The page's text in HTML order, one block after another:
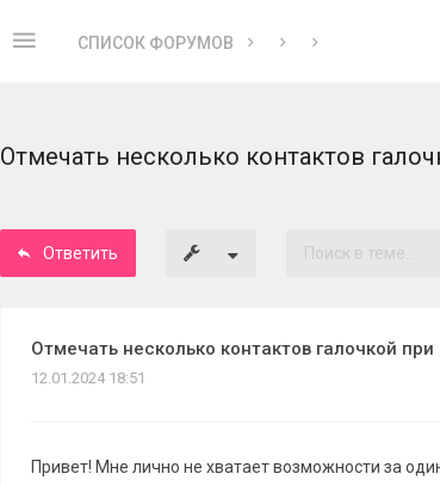
СПИСОК ФОРУМОВ
Отмечать несколько контактов
Ответить
Отмечать несколько контактов галочкой
12.01.2024 18:51
Привет! Мне лично не хватает возможности за